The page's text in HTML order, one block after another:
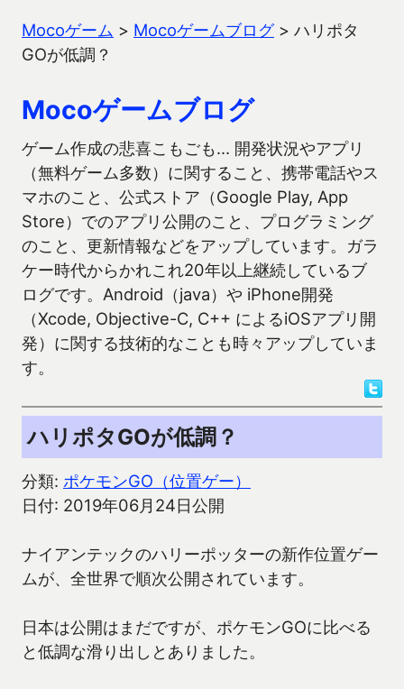
Mocoゲーム > Mocoゲームブログ> ハリポタ
GOが低調？
Mocoゲームブログ
ゲーム作成の悲喜こもごも… 開発状況やアプリ
（無料ゲーム多数）に関すること、携帯電話やス
マホのこと、公式ストア（Google Play, App
Store）でのアプリ公開のこと、プログラミング
のこと、更新情報などをアップしています。ガラ
ケー時代からかれこれ20年以上継続しているブ
ログです。Android（java）や iPhone開発
（Xcode, Objective-C, C++ によるiOSアプリ開
発）に関する技術的なことも時々アップしていま
す。
ハリポタGOが低調？
分類: ポケモンGO（位置ゲー）
日付: 2019年06月24日公開
ナイアンテックのハリーポッターの新作位置ゲー
ムが、全世界で順次公開されています。
日本は公開はまだですが、ポケモンGOに比べる
と低調な滑り出しとありました。